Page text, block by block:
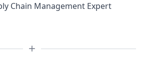
Chain Management Expert